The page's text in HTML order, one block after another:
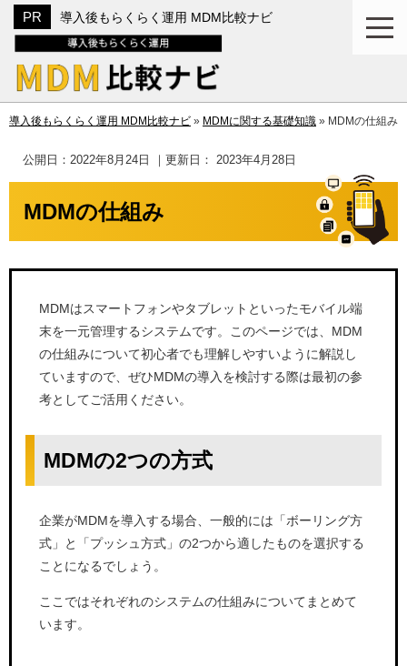
導入後もらくらく運用 MDM比較ナビ
導入後もらくらく運用 MDM比較ナビ » MDMに関する基礎知識 » MDMの仕組み
公開日： 2022年8月24日 ｜更新日： 2023年4月28日
MDMの仕組み
MDMはスマートフォンやタブレットといったモバイル端
末を一元管理するシステムです。このページでは、MDM
の仕組みについて初心者でも理解しやすいように解説し
ていますので、ぜひMDMの導入を検討する際は最初の参
考としてご活用ください。
MDMの2つの方式
企業がMDMを導入する場合、一般的には「ボーリング方
式」と「プッシュ方式」の2つから適したものを選択する
ことになるでしょう。
ここではそれぞれのシステムの仕組みについてまとめて
います。